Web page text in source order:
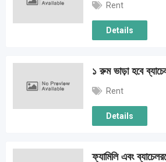
Rent
Details
১ রুম ভাড়া হবে
Rent
Details
ফ্যামিলি এবং